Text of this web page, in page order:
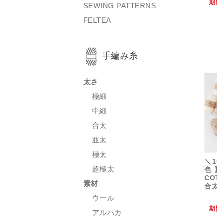
期
＼
色
合
期
SEWING PATTERNS
FELTEA
手編み糸
太さ
極細
中細
合太
並太
極太
超極太
素材
ウール
アルパカ